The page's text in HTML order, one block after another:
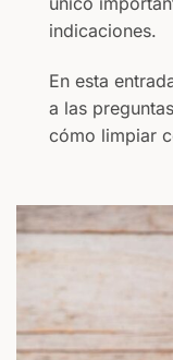
indicaciones.
En esta
a las
cómo limpiar